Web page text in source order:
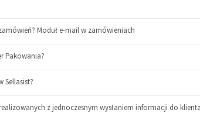
Moduł e-mail w zamówieniach
Pakowania?
Sellasist?
z jednoczesnym wysłaniem informacji do